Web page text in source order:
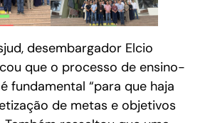
desembargador Elcio
que o processo de ensino-
fundamental “para que haja
de metas e objetivos